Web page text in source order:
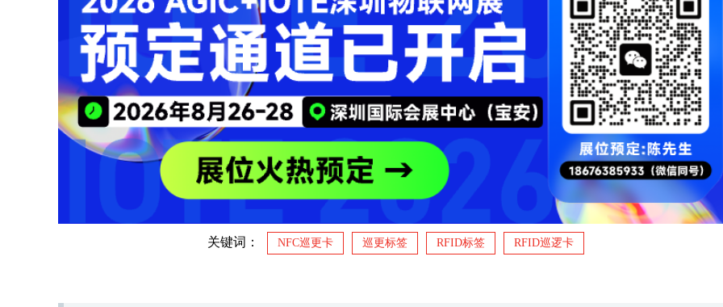
关键词： NFC巡更卡 巡更标签 RFID标签 RFID巡逻卡